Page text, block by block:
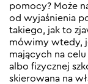
pomocy? Może
od wyjaśnienia
takiego, jak to
mówimy wtedy,
mających na
albo fizycznej
skierowana na